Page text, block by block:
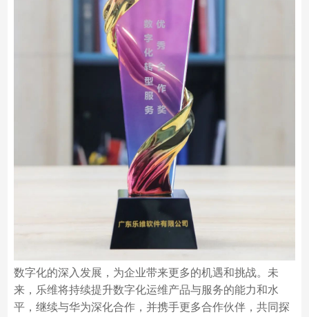
数字化的深入发展，为企业带来更多的机遇和挑战。未
来，乐维将持续提升数字化运维产品与服务的能力和水
平，继续与华为深化合作，并携手更多合作伙伴，共同探